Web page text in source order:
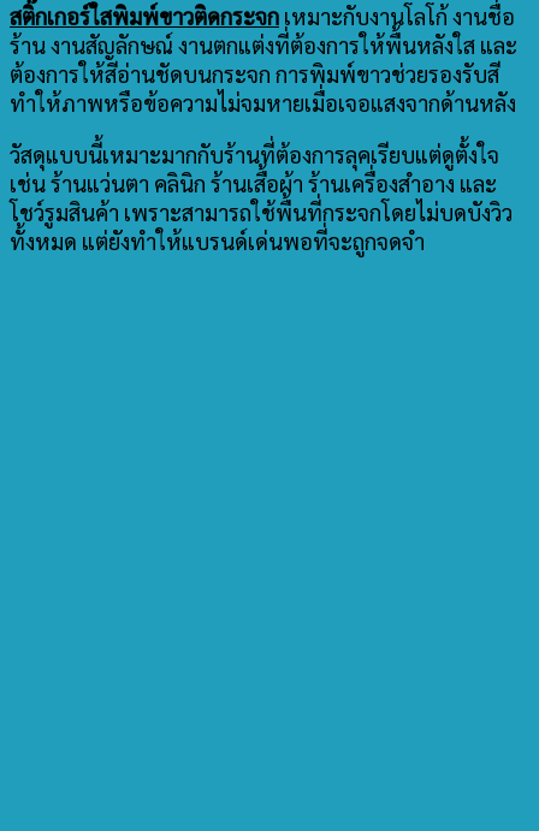
สติ๊กเกอร์ใสพิมพ์ขาวติดกระจก เหมาะกับงานโลโก้ งานชื่อ
ร้าน งานสัญลักษณ์ งานตกแต่งที่ต้องการให้พื้นหลังใส และ
ต้องการให้สีอ่านชัดบนกระจก การพิมพ์ขาวช่วยรองรับสี
ทำให้ภาพหรือข้อความไม่จมหายเมื่อเจอแสงจากด้านหลัง
วัสดุแบบนี้เหมาะมากกับร้านที่ต้องการลุคเรียบแต่ดูตั้งใจ
เช่น ร้านแว่นตา คลินิก ร้านเสื้อผ้า ร้านเครื่องสำอาง และ
โชว์รูมสินค้า เพราะสามารถใช้พื้นที่กระจกโดยไม่บดบังวิว
ทั้งหมด แต่ยังทำให้แบรนด์เด่นพอที่จะถูกจดจำ